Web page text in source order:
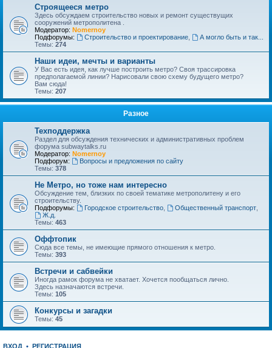
Строящееся метро
Здесь обсуждаем строительство новых и ремонт существущих
сооружений метрополитена .
Модератор: Nomernoy
Подфорумы:
Строительство и проектирование,
А могло быть и так...
Темы: 274
Наши идеи, мечты и варианты
У Вас есть идея, как лучше построить метро? Своя трассировка
предполагаемой линии? Нарисовали свою схему будущего метро?
Вам сюда!
Темы: 207
Разное
Техподдержка
Раздел для обсуждения технических и административных проблем
форума subwaytalks.ru
Модератор: Nomernoy
Подфорум:
Вопросы и предложения по сайту
Темы: 378
Не Метро, но тоже нам интересно
Обсуждение тем, близких по своей тематике метрополитену и его
строительству.
Подфорумы:
Городское строительство, Общественный транспорт,
Ж.д.
Темы: 463
Оффтопик
Сюда все темы, не имеющие прямого отношения к метро.
Темы: 393
Встречи и сабвейки
Иногда рамок форума не хватает. Хочется пообщаться лично.
Здесь назначаются встречи.
Темы: 105
Конкурсы и загадки
Темы: 45
ВХОД • РЕГИСТРАЦИЯ